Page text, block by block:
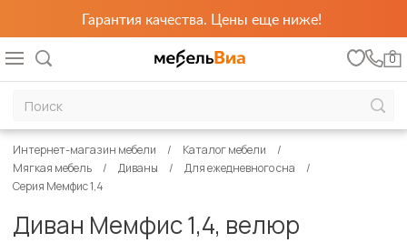
Гарантия качества. Цены еще ниже!
0
Интернет-магазин мебели
Каталог мебели
Мягкая мебель
Диваны
Для ежедневного сна
Серия Мемфис 1,4
Диван Мемфис 1,4, велюр